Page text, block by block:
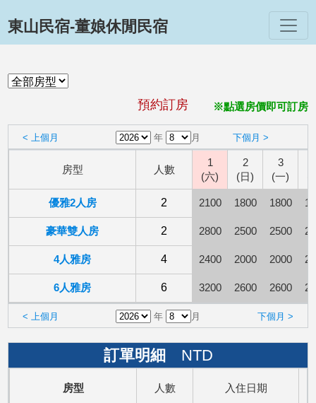
東山民宿-董娘休閒民宿
預約訂房 ※點選房價即可訂房
< 上個月 年 月 下個月 >
房型 人數
1
(六)
2
(日)
3
(一)
優雅2人房 2 2100 1800 1800
豪華雙人房 2 2800 2500 2500
4人雅房 4 2400 2000 2000
6人雅房 6 3200 2600 2600
< 上個月 年 月 下個月 >
訂單明細 NTD
房型 人數 入住日期